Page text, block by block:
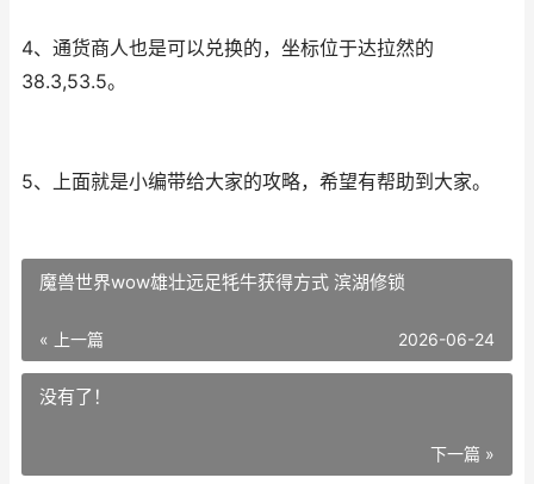
4、通货商人也是可以兑换的，坐标位于达拉然的
38.3,53.5。
5、上面就是小编带给大家的攻略，希望有帮助到大家。
魔兽世界wow雄壮远足牦牛获得方式 滨湖修锁
« 上一篇 2026-06-24
没有了！
下一篇 »